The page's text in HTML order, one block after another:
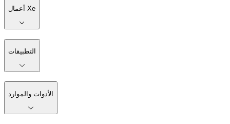
أعمال Xe
التطبيقات
الأدوات والموارد